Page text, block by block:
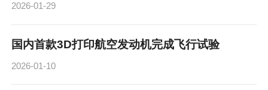
2026-01-29
国内首款3D打印航空发动机完成飞行试验
2026-01-10